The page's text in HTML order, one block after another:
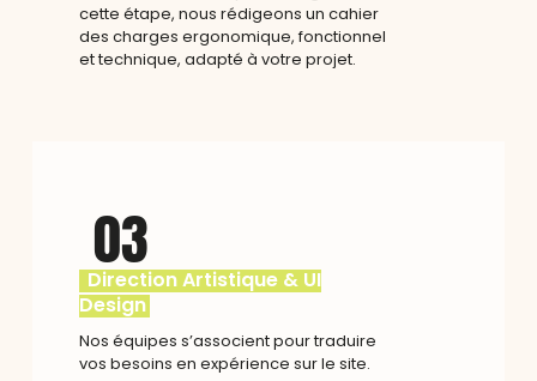
cette étape, nous rédigeons un cahier
des charges ergonomique, fonctionnel
et technique, adapté à votre projet.
Direction Artistique & UI
Design
Nos équipes s’associent pour traduire
vos besoins en expérience sur le site.
03